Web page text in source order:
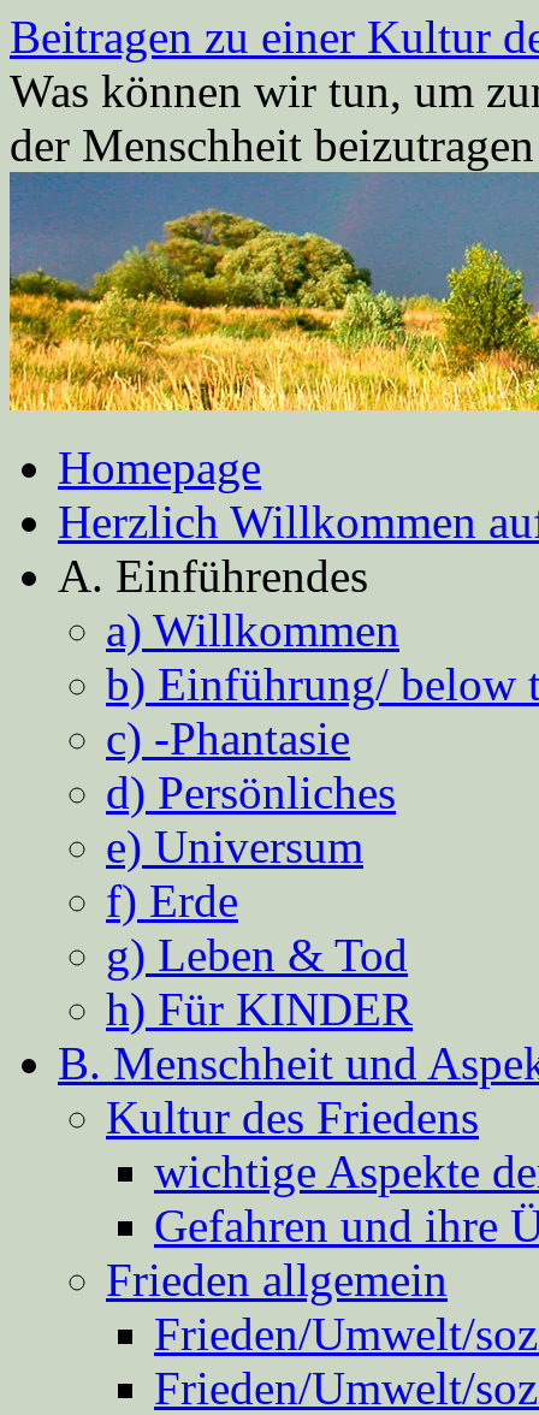
Zum
Inhalt
springen
Beitragen zu einer Kultur
Was können wir tun, um
der Menschheit
Homepage
Herzlich Willkommen
A. Einführendes
a) Willkommen
b) Einführung/ below
c) -Phantasie
d) Persönliches
e) Universum
f) Erde
g) Leben & Tod
h) Für KINDER
B. Menschheit und
Kultur des Friedens
wichtige Aspekte
Gefahren und ihre
Frieden allgemein
Frieden/Umwelt/
Frieden/Umwelt/